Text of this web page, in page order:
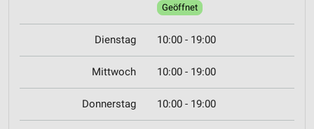
Geöffnet
Dienstag 10:00 - 19:00
Mittwoch 10:00 - 19:00
Donnerstag 10:00 - 19:00